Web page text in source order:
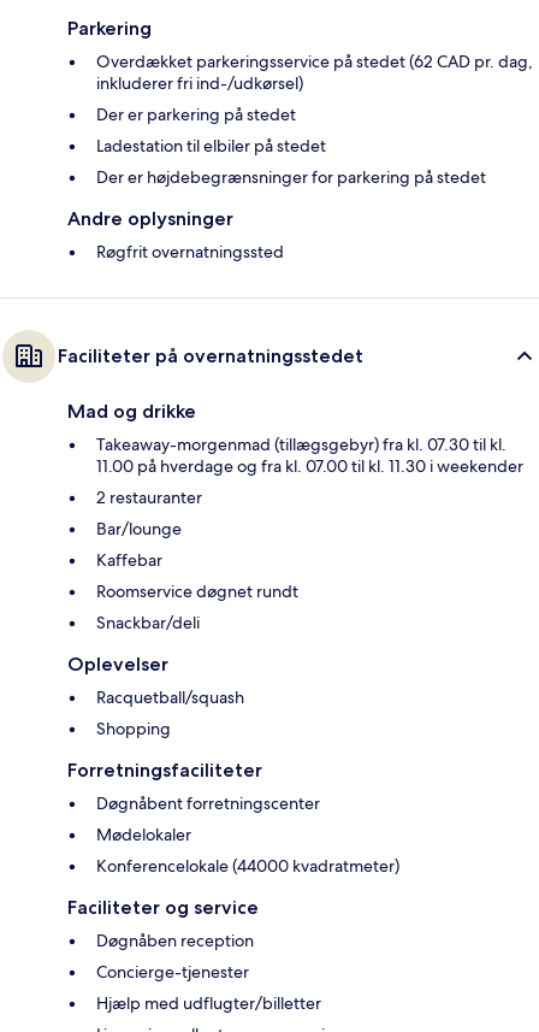
Parkering
Overdækket parkeringsservice på stedet (62 CAD pr. dag,
inkluderer fri ind-/udkørsel)
Der er parkering på stedet
Ladestation til elbiler på stedet
Der er højdebegrænsninger for parkering på stedet
Andre oplysninger
Røgfrit overnatningssted
Faciliteter på overnatningsstedet
Mad og drikke
Takeaway-morgenmad (tillægsgebyr) fra kl. 07.30 til kl.
11.00 på hverdage og fra kl. 07.00 til kl. 11.30 i weekender
2 restauranter
Bar/lounge
Kaffebar
Roomservice døgnet rundt
Snackbar/deli
Oplevelser
Racquetball/squash
Shopping
Forretningsfaciliteter
Døgnåbent forretningscenter
Mødelokaler
Konferencelokale (44000 kvadratmeter)
Faciliteter og service
Døgnåben reception
Concierge-tjenester
Hjælp med udflugter/billetter